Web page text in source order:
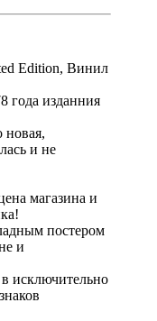
Edition, Винил
года изданния
новая,
и не
магазина и
постером
и
исключительно